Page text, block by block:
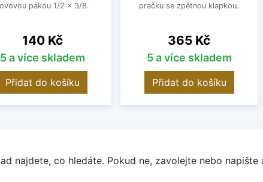
pákou 1/2 x 3/8.
Cena
140 Kč
5 a více skladem
Přidat do košíku
pračku se zpětnou klapkou.
Cena
365 Kč
5 a více skladem
Přidat do košíku
najdete, co hledáte. Pokud ne, zavolejte nebo napište